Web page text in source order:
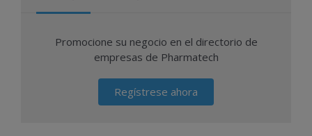
Promocione su negocio en el directorio de
empresas de Pharmatech
Regístrese ahora